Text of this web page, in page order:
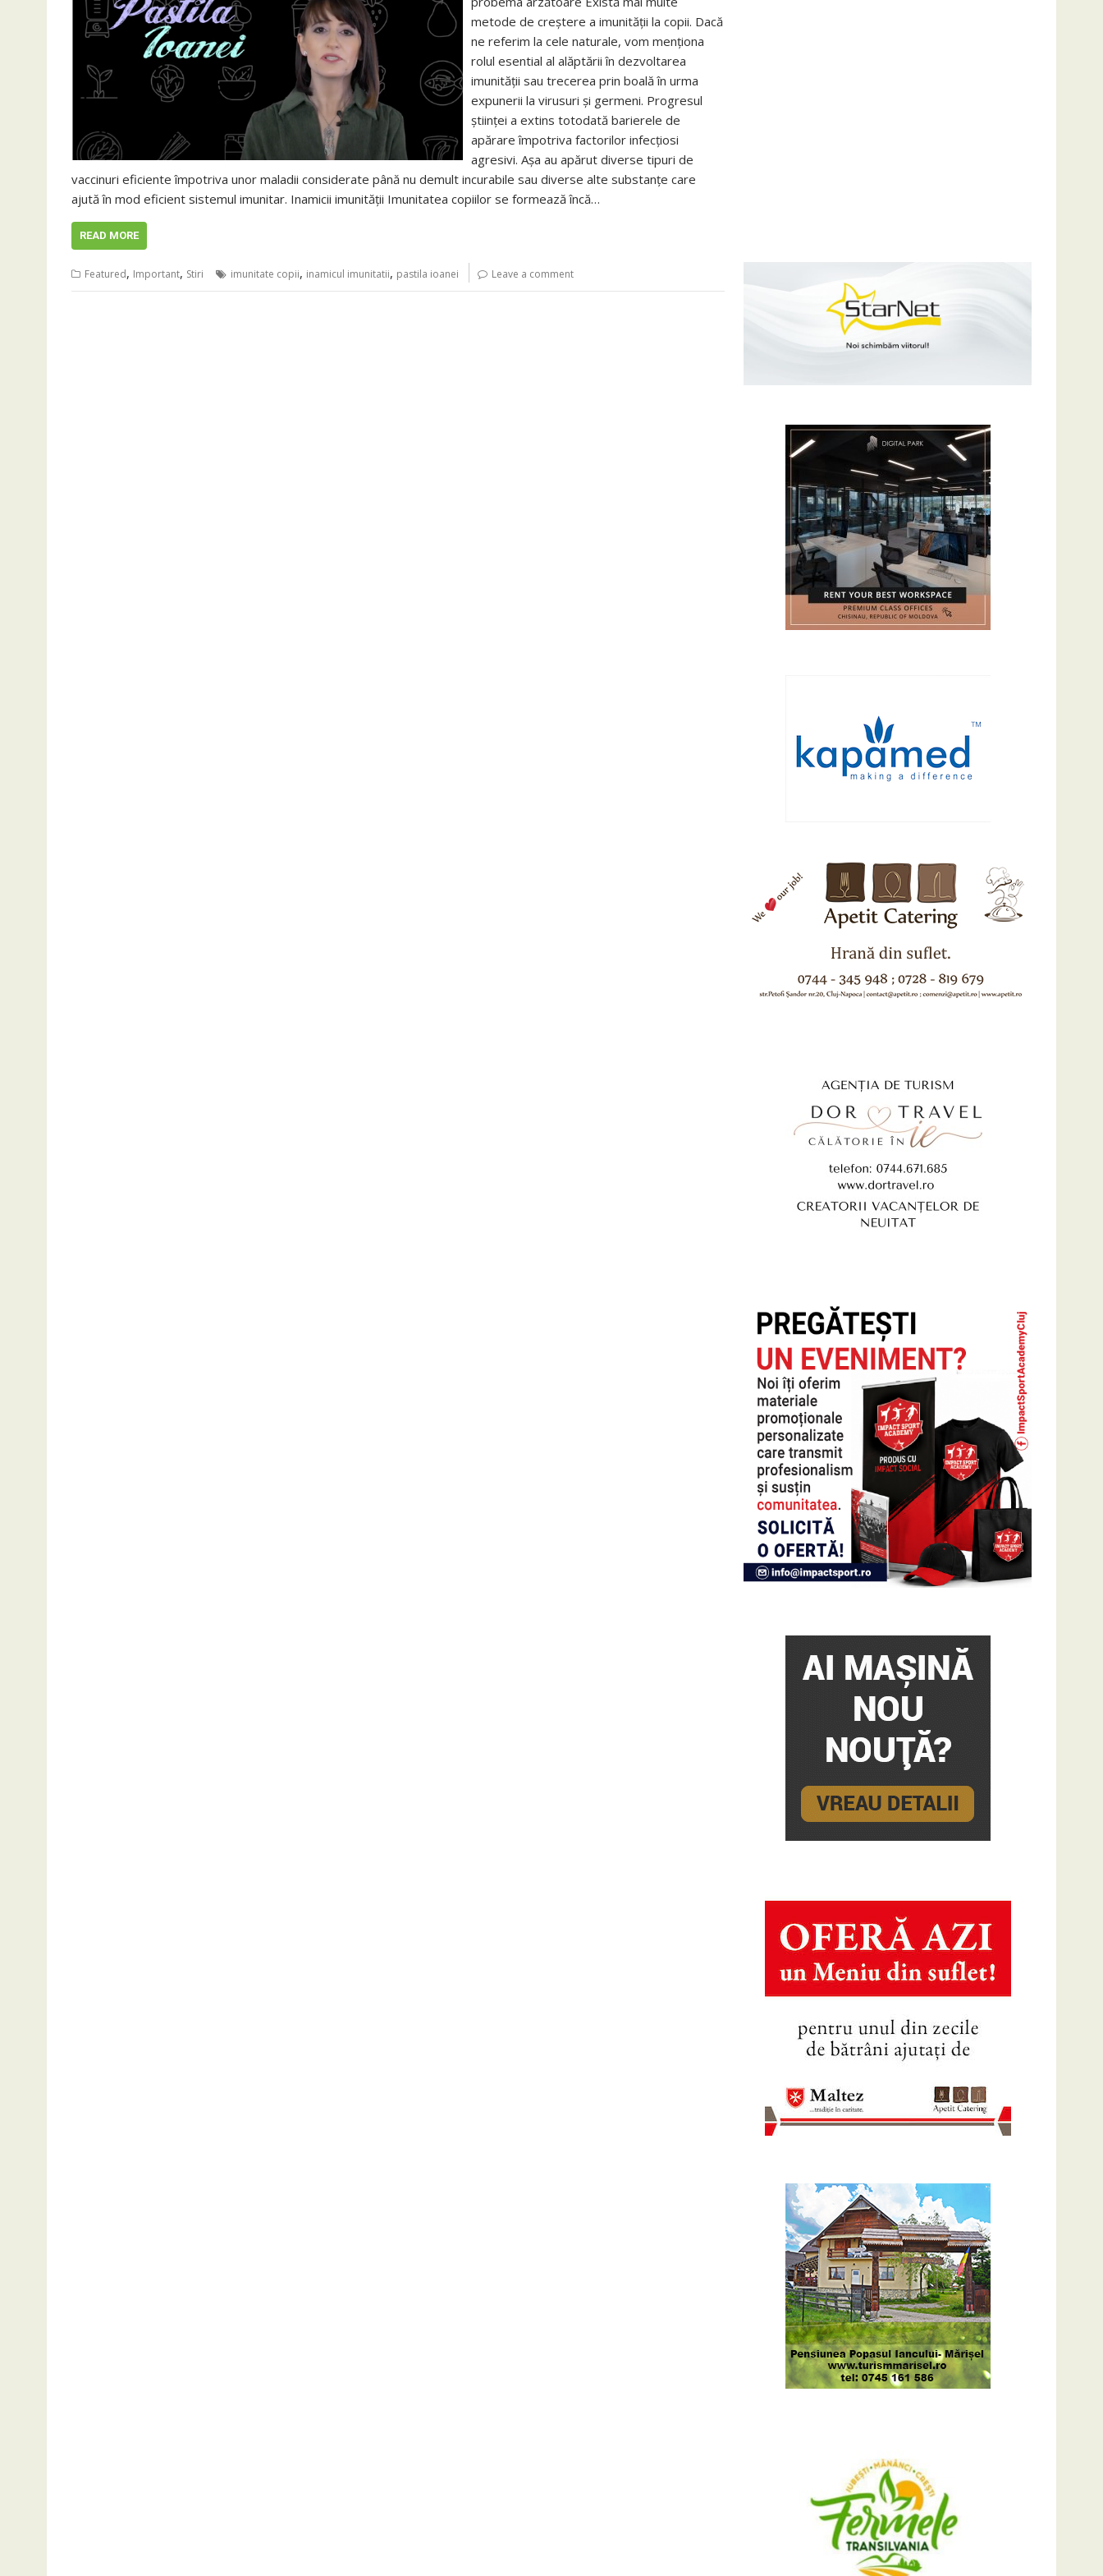
metode de creștere a imunității la copii. Dacă
ne referim la cele naturale, vom menționa
rolul esential al alăptării în dezvoltarea
imunității sau trecerea prin boală în urma
expunerii la virusuri și germeni. Progresul
științei a extins totodată barierele de
apărare împotriva factorilor infecțiosi
agresivi. Așa au apărut diverse tipuri de
vaccinuri eficiente împotriva unor maladii considerate până nu demult incurabile sau diverse alte substanțe care
ajută în mod eficient sistemul imunitar. Inamicii imunității Imunitatea copiilor se formează încă…
READ MORE
Featured, Important, Stiri imunitate copii, inamicul imunitatii, pastila ioanei Leave a comment